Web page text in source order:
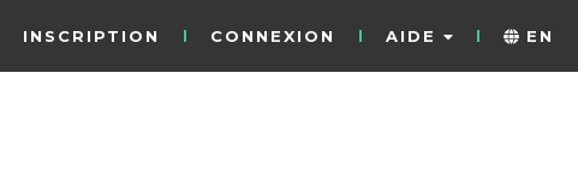
INSCRIPTION CONNEXION AIDE EN